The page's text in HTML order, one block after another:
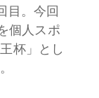
目。今回
個人スポ
杯」とし